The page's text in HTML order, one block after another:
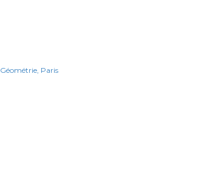
Géométrie Paris